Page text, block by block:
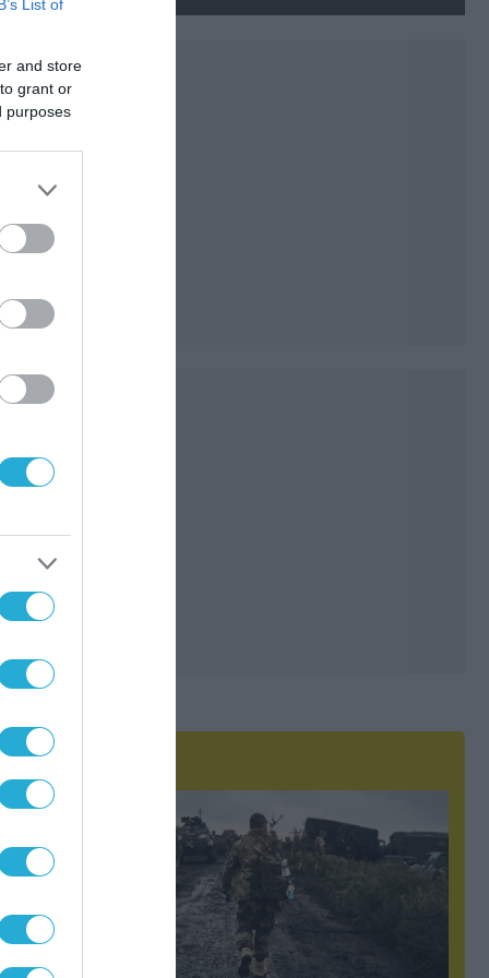
List of
and store
grant or
purposes
(βίντεο)